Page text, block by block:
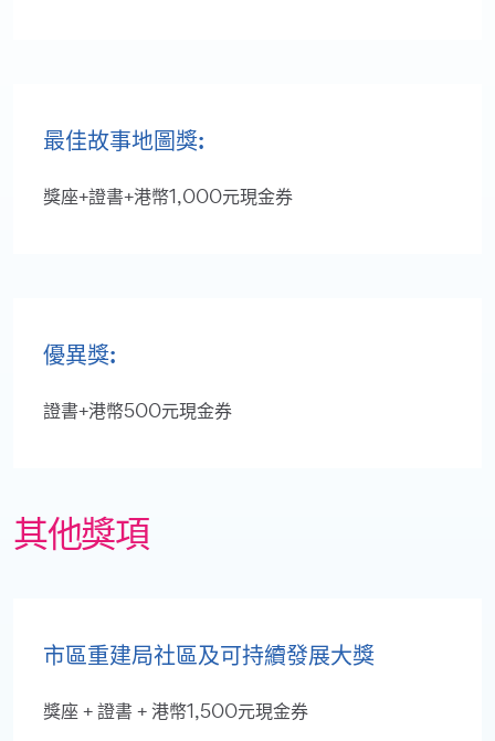
最佳故事地圖獎:
獎座+證書+港幣1,000元現金券
優異獎:
證書+港幣500元現金券
其他獎項
市區重建局社區及可持續發展大獎
獎座 + 證書 + 港幣1,500元現金券